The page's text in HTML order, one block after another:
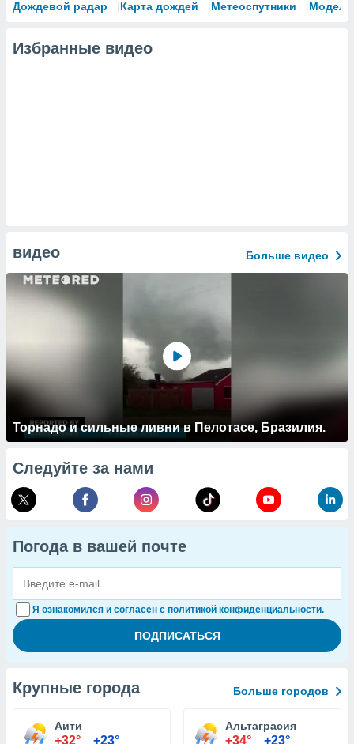
Дождевой радар Карта дождей Метеоспутники Модели
Избранные видео
видео Больше видео
Торнадо и сильные ливни в Пелотасе, Бразилия.
Следуйте за нами
Погода в вашей почте
Я ознакомился и согласен с политикой конфиденциальности.
Крупные города Больше городов
Аити
+32° +23°
Альтаграсия
+34° +23°